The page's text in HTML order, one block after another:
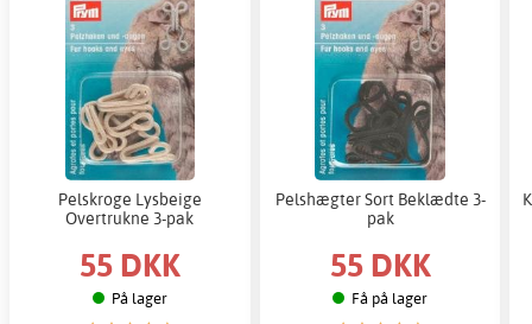
Pelskroge Lysbeige
Overtrukne 3-pak
55 DKK
På lager
Pelshægter Sort Beklædte 3-
pak
55 DKK
Få på lager